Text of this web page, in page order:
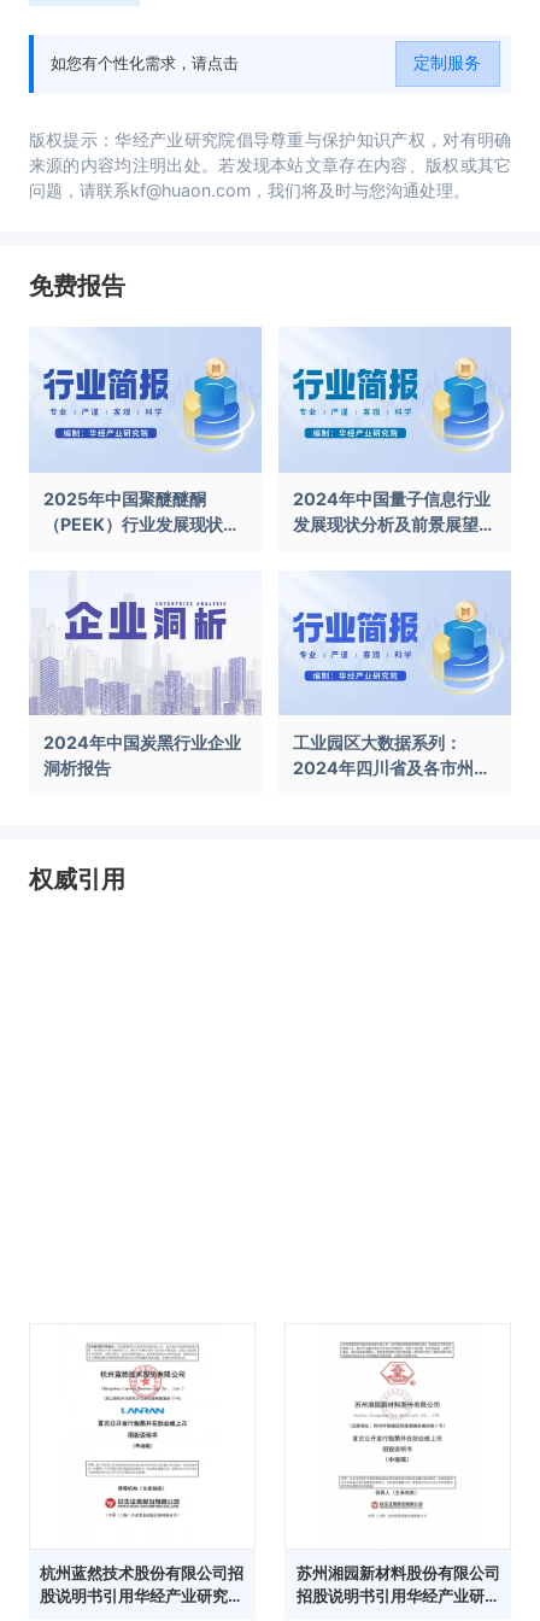
如您有个性化需求，请点击 定制服务
版权提示：华经产业研究院倡导尊重与保护知识产权，对有明确
来源的内容均注明出处。若发现本站文章存在内容、版权或其它
问题，请联系kf@huaon.com，我们将及时与您沟通处理。
免费报告
2025年中国聚醚醚酮
（PEEK）行业发展现状及
2024年中国量子信息行业
发展现状分析及前景展望报
2024年中国炭黑行业企业
洞析报告
工业园区大数据系列：
2024年四川省及各市州工
权威引用
杭州蓝然技术股份有限公司招
股说明书引用华经产业研究院
苏州湘园新材料股份有限公司
招股说明书引用华经产业研究